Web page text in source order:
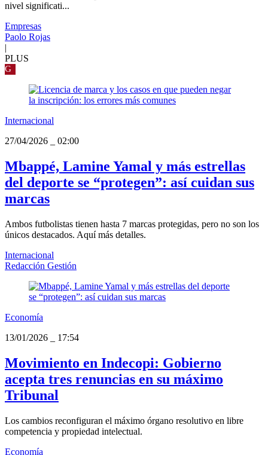
nivel significati...
Empresas
Paolo Rojas
|
PLUS
G
Internacional
27/04/2026
02:00
Mbappé, Lamine Yamal y más estrellas
del deporte se “protegen”: así cuidan sus
marcas
Ambos futbolistas tienen hasta 7 marcas protegidas, pero no son los
únicos destacados. Aquí más detalles.
Internacional
Redacción Gestión
Economía
13/01/2026
17:54
Movimiento en Indecopi: Gobierno
acepta tres renuncias en su máximo
Tribunal
Los cambios reconfiguran el máximo órgano resolutivo en libre
competencia y propiedad intelectual.
Economía